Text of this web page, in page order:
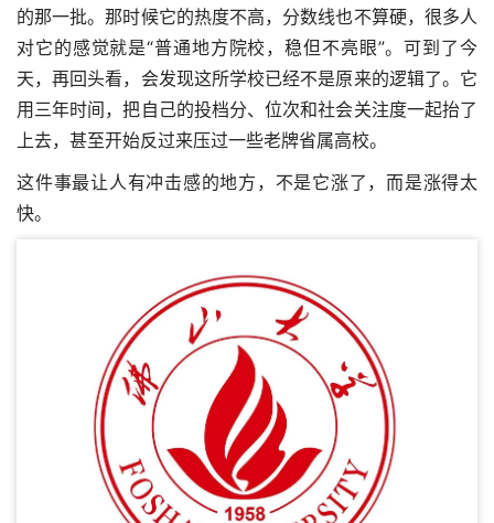
的那一批。那时候它的热度不高，分数线也不算硬，很多人
对它的感觉就是“普通地方院校，稳但不亮眼”。可到了今
天，再回头看，会发现这所学校已经不是原来的逻辑了。它
用三年时间，把自己的投档分、位次和社会关注度一起抬了
上去，甚至开始反过来压过一些老牌省属高校。
这件事最让人有冲击感的地方，不是它涨了，而是涨得太
快。